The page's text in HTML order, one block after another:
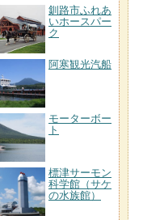
釧路市ふれあ
いホースパー
ク
阿寒観光汽船
モーターボー
ト
標津サーモン
科学館（サケ
の水族館）